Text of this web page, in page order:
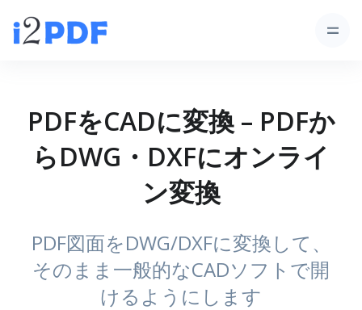
PDFをCADに変換 – PDFか
らDWG・DXFにオンライ
ン変換
PDF図面をDWG/DXFに変換して、
そのまま一般的なCADソフトで開
けるようにします